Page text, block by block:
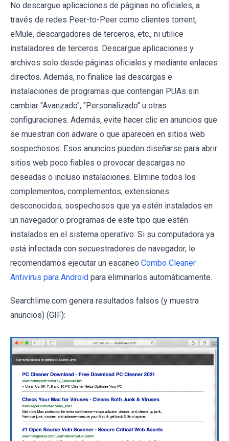
No descargue aplicaciones de páginas no oficiales, a
través de redes Peer-to-Peer como clientes torrent,
eMule, descargadores de terceros, etc., ni utilice
instaladores de terceros. Descargue aplicaciones y
archivos solo desde páginas oficiales y mediante enlaces
directos. Además, no finalice las descargas e
instalaciones de programas que contengan PUAs sin
cambiar "Avanzado", "Personalizado" u otras
configuraciones. Además, evite hacer clic en anuncios que
se muestran con adware o que aparecen en sitios web
sospechosos. Esos anuncios pueden diseñarse para abrir
sitios web poco fiables o provocar descargas no
deseadas o incluso instalaciones. Elimine todos los
complementos, complementos, extensiones
desconocidos, sospechosos que ya estén instalados en
un navegador o programas de este tipo que estén
instalados en el sistema operativo. Si su computadora ya
está infectada con secuestradores de navegador, le
recomendamos ejecutar un escaneo Combo Cleaner
Antivirus para Android para eliminarlos automáticamente.
Searchlime.com genera resultados falsos (y muestra
anuncios) (GIF):